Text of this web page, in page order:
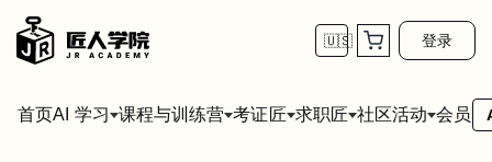
🇺🇸 登录
首页AI 学习 课程与训练营 考证匠 求职匠 社区活动 会员